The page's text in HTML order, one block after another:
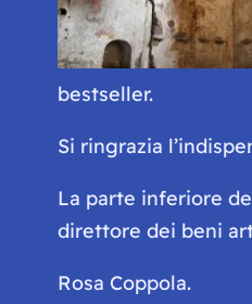
bestseller.
Si ringrazia
La parte inferiore
direttore dei beni
Rosa Coppola.